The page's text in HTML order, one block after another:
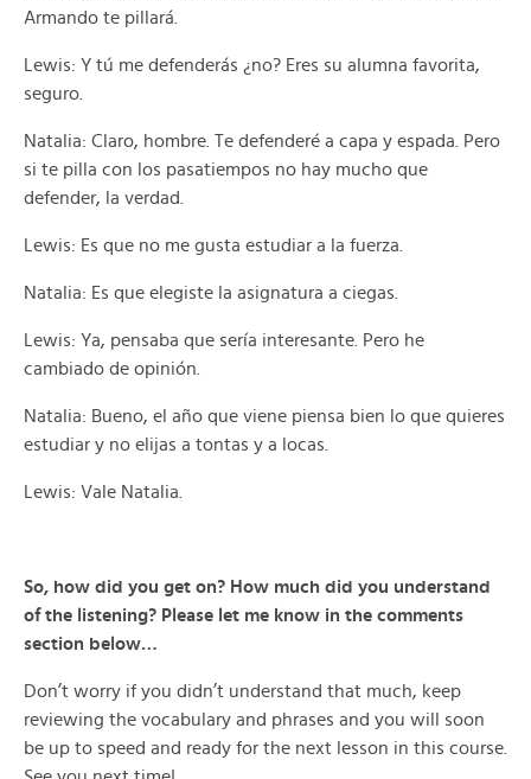
Armando te pillará.
Lewis: Y tú me defenderás ¿no? Eres su alumna favorita,
seguro.
Natalia: Claro, hombre. Te defenderé a capa y espada. Pero
si te pilla con los pasatiempos no hay mucho que
defender, la verdad.
Lewis: Es que no me gusta estudiar a la fuerza.
Natalia: Es que elegiste la asignatura a ciegas.
Lewis: Ya, pensaba que sería interesante. Pero he
cambiado de opinión.
Natalia: Bueno, el año que viene piensa bien lo que quieres
estudiar y no elijas a tontas y a locas.
Lewis: Vale Natalia.
So, how did you get on? How much did you understand
of the listening? Please let me know in the comments
section below…
Don’t worry if you didn’t understand that much, keep
reviewing the vocabulary and phrases and you will soon
be up to speed and ready for the next lesson in this course.